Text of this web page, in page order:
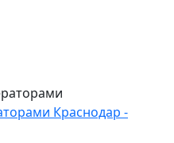
Краснодар -